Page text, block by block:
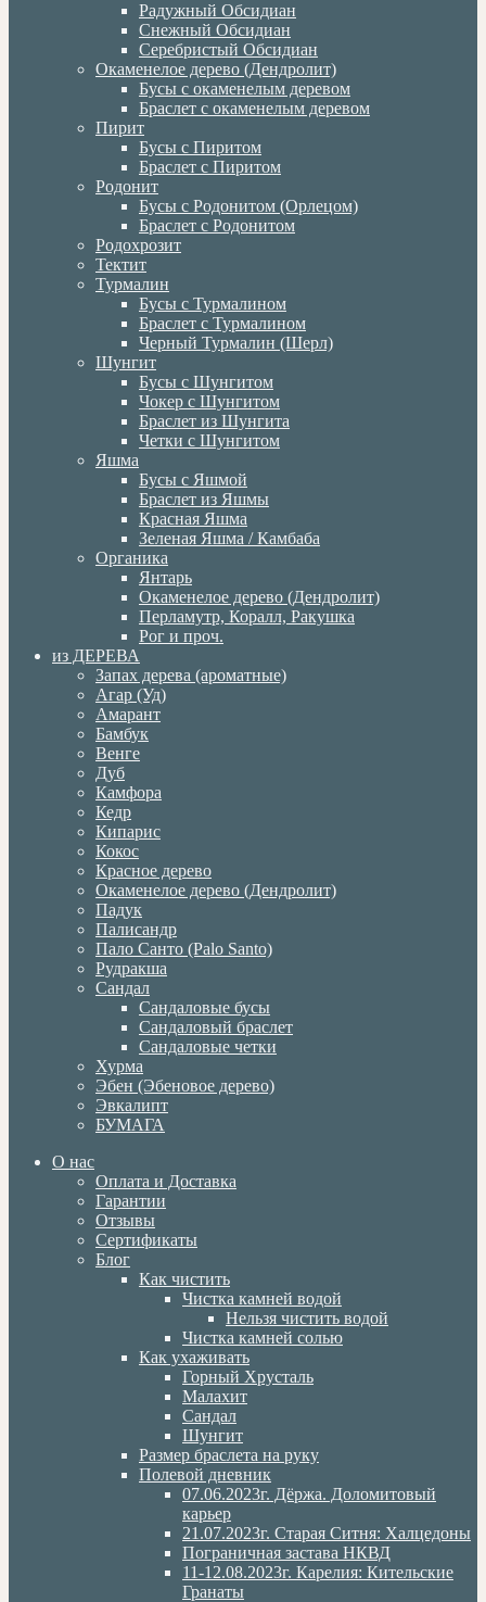
Радужный Обсидиан
Снежный Обсидиан
Серебристый Обсидиан
Окаменелое дерево (Дендролит)
Бусы с окаменелым деревом
Браслет с окаменелым деревом
Пирит
Бусы с Пиритом
Браслет с Пиритом
Родонит
Бусы с Родонитом (Орлецом)
Браслет с Родонитом
Родохрозит
Тектит
Турмалин
Бусы с Турмалином
Браслет с Турмалином
Черный Турмалин (Шерл)
Шунгит
Бусы с Шунгитом
Чокер с Шунгитом
Браслет из Шунгита
Четки с Шунгитом
Яшма
Бусы с Яшмой
Браслет из Яшмы
Красная Яшма
Зеленая Яшма / Камбаба
Органика
Янтарь
Окаменелое дерево (Дендролит)
Перламутр, Коралл, Ракушка
Рог и проч.
из ДЕРЕВА
Запах дерева (ароматные)
Агар (Уд)
Амарант
Бамбук
Венге
Дуб
Камфора
Кедр
Кипарис
Кокос
Красное дерево
Окаменелое дерево (Дендролит)
Падук
Палисандр
Пало Санто (Palo Santo)
Рудракша
Сандал
Сандаловые бусы
Сандаловый браслет
Сандаловые четки
Хурма
Эбен (Эбеновое дерево)
Эвкалипт
БУМАГА
О нас
Оплата и Доставка
Гарантии
Отзывы
Сертификаты
Блог
Как чистить
Чистка камней водой
Нельзя чистить водой
Чистка камней солью
Как ухаживать
Горный Хрусталь
Малахит
Сандал
Шунгит
Размер браслета на руку
Полевой дневник
07.06.2023г. Дёржа. Доломитовый
карьер
21.07.2023г. Старая Ситня: Халцедоны
Пограничная застава НКВД
11-12.08.2023г. Карелия: Кительские
Гранаты